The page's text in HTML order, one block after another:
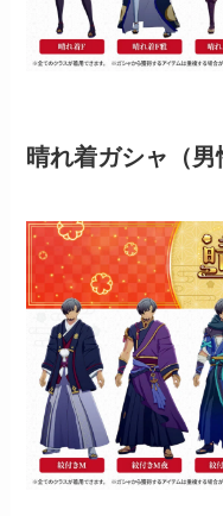
晴れ着ガシャ（男